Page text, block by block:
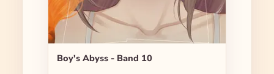
Boy's Abyss - Band 10